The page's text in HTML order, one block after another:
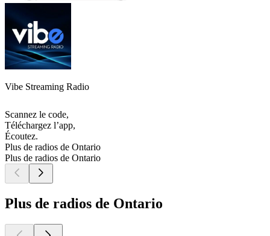
Vibe Streaming Radio
Scannez le code,
Téléchargez l’app,
Écoutez.
Plus de radios de Ontario
Plus de radios de Ontario
Plus de radios de Ontario